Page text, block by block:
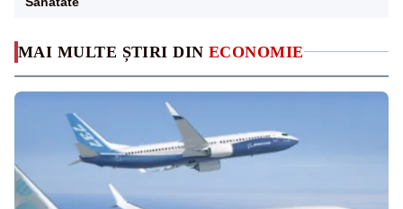
MAI MULTE ȘTIRI DIN ECONOMIE